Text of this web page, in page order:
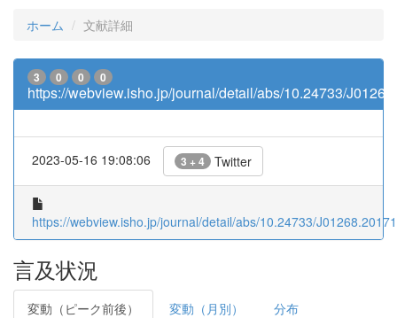
ホーム 文献詳細
3 0 0 0
https://webview.isho.jp/journal/detail/abs/10.24733/
2023-05-16 19:08:06 3 + 4 Twitter
https://webview.isho.jp/journal/detail/abs/10.24733/
言及状況
変動（ピーク前後） 変動（月別） 分布